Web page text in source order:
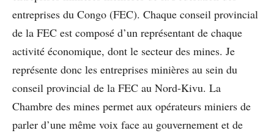
entreprises du Congo (FEC). Chaque conseil provincial
de la FEC est composé d’un représentant de chaque
activité économique, dont le secteur des mines. Je
représente donc les entreprises minières au sein du
conseil provincial de la FEC au Nord-Kivu. La
Chambre des mines permet aux opérateurs miniers de
parler d’une même voix face au gouvernement et de